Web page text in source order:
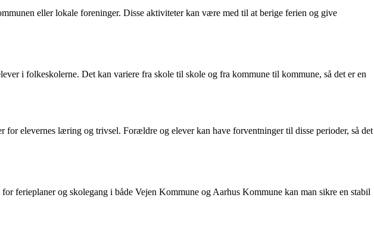
eller lokale foreninger. Disse aktiviteter kan være med til at berige ferien og give
i folkeskolerne. Det kan variere fra skole til skole og fra kommune til kommune, så det er en
elevernes læring og trivsel. Forældre og elever kan have forventninger til disse perioder, så det
ferieplaner og skolegang i både Vejen Kommune og Aarhus Kommune kan man sikre en stabil